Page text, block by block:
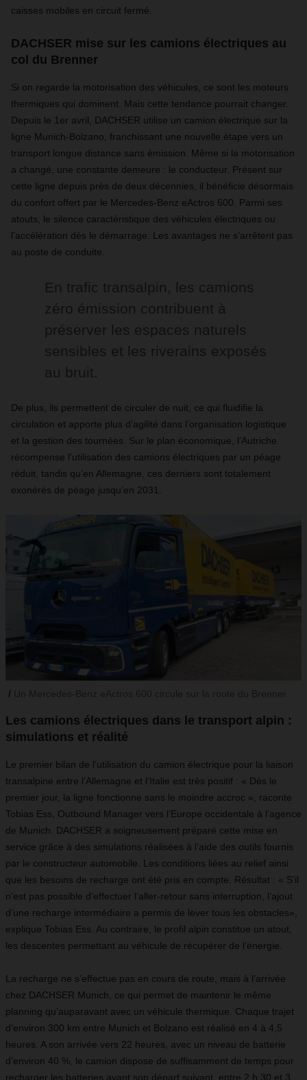
caisses mobiles en circuit fermé.
DACHSER mise sur les camions électriques au
col du Brenner
Si on regarde la motorisation des véhicules, ce sont les moteurs
thermiques qui dominent. Mais cette tendance pourrait changer.
Depuis le 1er avril, DACHSER utilise un camion électrique sur la
ligne Munich-Bolzano, franchissant une nouvelle étape vers un
transport longue distance sans émission. Même si la motorisation
a changé, une constante demeure : le conducteur. Présent sur
cette ligne depuis près de deux décennies, il bénéficie désormais
du confort offert par le Mercedes-Benz eActros 600. Parmi ses
atouts, le silence caractéristique des véhicules électriques ou
l’accélération dès le démarrage. Les avantages ne s’arrêtent pas
au poste de conduite.
En trafic transalpin, les camions
zéro émission contribuent à
préserver les espaces naturels
sensibles et les riverains exposés
au bruit.
De plus, ils permettent de circuler de nuit, ce qui fluidifie la
circulation et apporte plus d’agilité dans l’organisation logistique
et la gestion des tournées. Sur le plan économique, l’Autriche
récompense l’utilisation des camions électriques par un péage
réduit, tandis qu’en Allemagne, ces derniers sont totalement
exonérés de péage jusqu’en 2031.
Les camions électriques dans le transport alpin :
simulations et réalité
Le premier bilan de l’utilisation du camion électrique pour la liaison
transalpine entre l’Allemagne et l’Italie est très positif : « Dès le
premier jour, la ligne fonctionne sans le moindre accroc », raconte
Tobias Ess, Outbound Manager vers l’Europe occidentale à l’agence
de Munich. DACHSER a soigneusement préparé cette mise en
service grâce à des simulations réalisées à l’aide des outils fournis
par le constructeur automobile. Les conditions liées au relief ainsi
que les besoins de recharge ont été pris en compte. Résultat : « S’il
n’est pas possible d’effectuer l’aller-retour sans interruption, l’ajout
d’une recharge intermédiaire a permis de lever tous les obstacles»,
explique Tobias Ess. Au contraire, le profil alpin constitue un atout,
les descentes permettant au véhicule de récupérer de l’énergie.
La recharge ne s’effectue pas en cours de route, mais à l’arrivée
chez DACHSER Munich, ce qui permet de maintenir le même
planning qu’auparavant avec un véhicule thermique. Chaque trajet
d’environ 300 km entre Munich et Bolzano est réalisé en 4 à 4,5
heures. A son arrivée vers 22 heures, avec un niveau de batterie
d’environ 40 %, le camion dispose de suffisamment de temps pour
recharger les batteries avant son départ suivant, entre 2 h 30 et 3